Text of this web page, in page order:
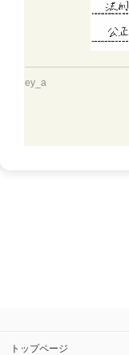
ey_a
トップページ